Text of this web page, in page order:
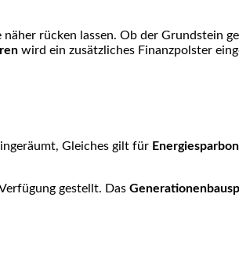
rücken lassen. Ob der Grundstein
wird ein zusätzliches Finanzpolster
Gleiches gilt für
gestellt. Das